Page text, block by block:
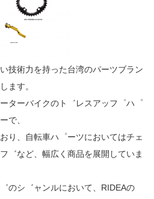
技術力を持った台湾のパーツブラン
ます。
ターバイクのト゛レスアッフ゜ハ゜
で、
り、自転車ハ゜ーツにおいてはチェ
゛など、幅広く商品を展開していま
のシ゛ャンルにおいて、RIDEAの